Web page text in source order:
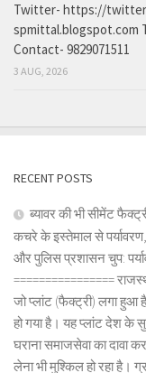
Twitter- https://
spmittal.blogspot.com
Contact- 9829071511
3 AUG, 2026
RECENT POSTS
ब्यावर की भी सीमेंट
कचरे के इस्तेमाल से
और पुलिस प्रशासन चुप:
================
जो प्लांट (फैक्ट्री) लगा हुआ
हो गया है। यह प्लांट देश के
घराना समाजसेवा का दावा
लेना भी मुश्किल हो रहा है।